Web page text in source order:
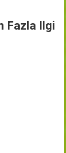
Fazla Ilgi